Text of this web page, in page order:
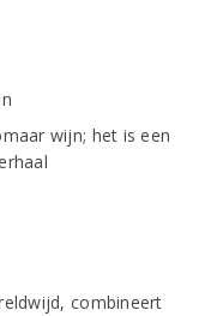
wijn; het is een
combineert